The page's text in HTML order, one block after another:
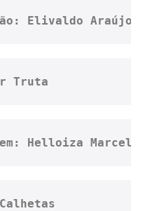
Elivaldo Araújo e
Truta
Helloiza Marcela